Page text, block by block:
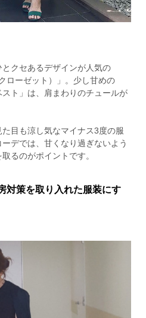
クセあるデザインが人気の
ローゼット）」。少し甘めの
スト」は、肩まわりのチュールが
目も涼し気なマイナス3度の服
デでは、甘くなり過ぎないよう
るのがポイントです。
対策を取り入れた服装にす